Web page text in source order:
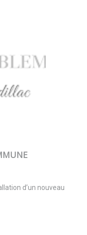
d’un nouveau